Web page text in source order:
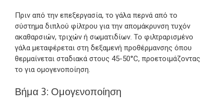
Πριν από την επεξεργασία, το γάλα περνά από το
σύστημα διπλού φίλτρου για την απομάκρυνση τυχόν
ακαθαρσιών, τριχών ή σωματιδίων. Το φιλτραρισμένο
γάλα μεταφέρεται στη δεξαμενή προθέρμανσης όπου
θερμαίνεται σταδιακά στους 45-50°C, προετοιμάζοντας
το για ομογενοποίηση.
Βήμα 3: Ομογενοποίηση